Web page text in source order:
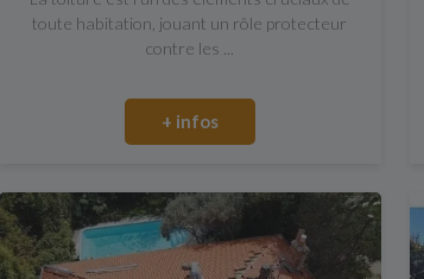
toute habitation, jouant un rôle protecteur
contre les ...
+ infos